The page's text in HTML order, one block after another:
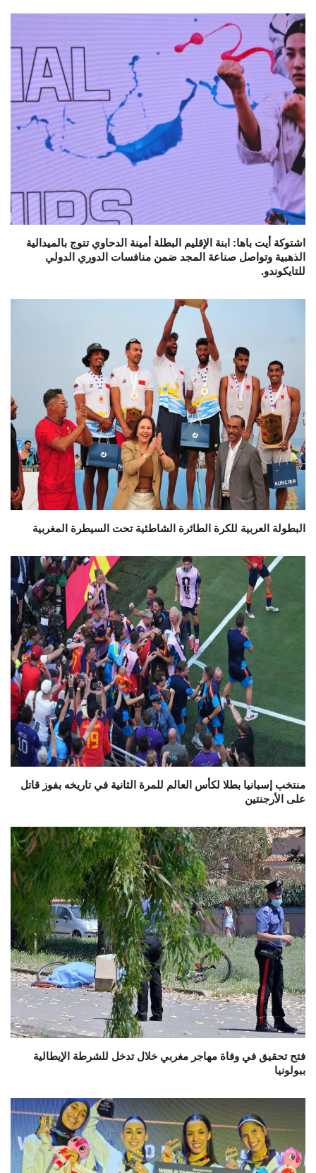
اشتوكة أيت باها: ابنة الإقليم البطلة أمينة الدحاوي تتوج بالميدالية
الذهبية وتواصل صناعة المجد ضمن منافسات الدوري الدولي
للتايكوندو.
البطولة العربية للكرة الطائرة الشاطئية تحت السيطرة المغربية
منتخب إسبانيا بطلا لكأس العالم للمرة الثانية في تاريخه بفوز قاتل
على الأرجنتين
فتح تحقيق في وفاة مهاجر مغربي خلال تدخل للشرطة الإيطالية
ببولونيا